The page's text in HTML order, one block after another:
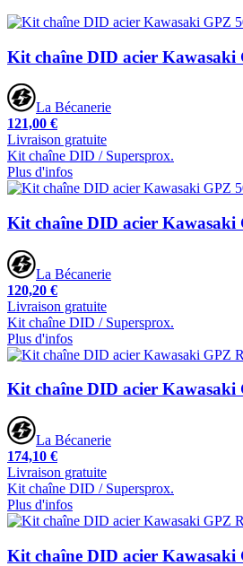
Kit chaîne DID acier Kawasaki
La Bécanerie
121,00 €
Livraison gratuite
Kit chaîne DID / Supersprox.
Plus d'infos
Kit chaîne DID acier Kawasaki
La Bécanerie
120,20 €
Livraison gratuite
Kit chaîne DID / Supersprox.
Plus d'infos
Kit chaîne DID acier Kawasaki
La Bécanerie
174,10 €
Livraison gratuite
Kit chaîne DID / Supersprox.
Plus d'infos
Kit chaîne DID acier Kawasaki